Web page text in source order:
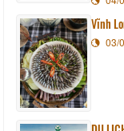
Vĩnh
03/